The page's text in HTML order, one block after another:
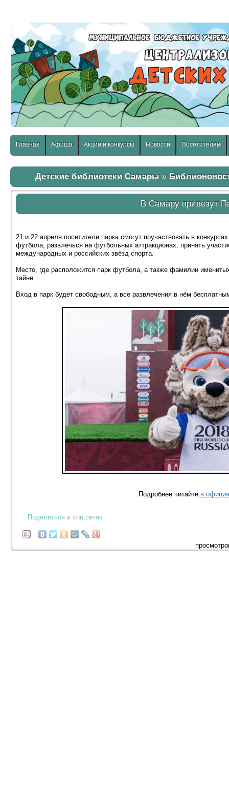
Главная Афиша Акции и конкурсы Новости Посетителям
Детские библиотеки Самары »
В Самару привезут
21 и 22 апреля посетители парка смогут поучаствовать в
футбола, развлечься на футбольных аттракционах, принять
международных и российских звёзд спорта.
Место, где расположится парк футбола, а также фамилии
тайне.
Вход в парк будет свободным, а все развлечения в нём
Подробнее читайте в
Поделиться в соц.сетях